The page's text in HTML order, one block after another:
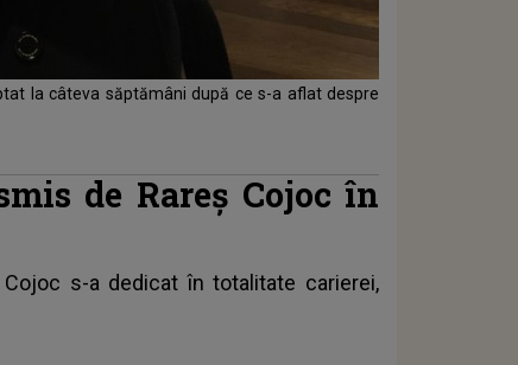
la câteva săptămâni după ce s-a aflat despre
de Rareș Cojoc în
Cojoc s-a dedicat în totalitate carierei,